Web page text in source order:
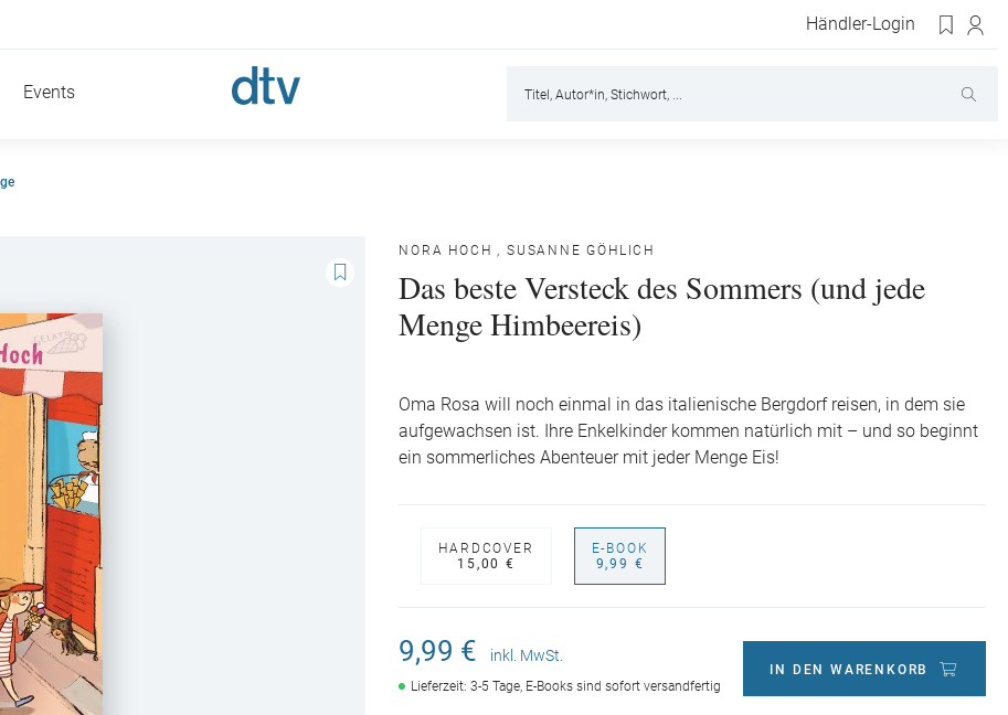
Händler-Login
Events
NORA HOCH , SUSANNE GÖHLICH
Das beste Versteck des Sommers (und jede
Menge Himbeereis)
Oma Rosa will noch einmal in das italienische Bergdorf reisen, in dem sie
aufgewachsen ist. Ihre Enkelkinder kommen natürlich mit – und so beginnt
ein sommerliches Abenteuer mit jeder Menge Eis!
HARDCOVER
15,00 €
E-BOOK
9,99 €
9,99 € inkl. MwSt.
Lieferzeit: 3-5 Tage, E-Books sind sofort versandfertig
IN DEN WARENKORB